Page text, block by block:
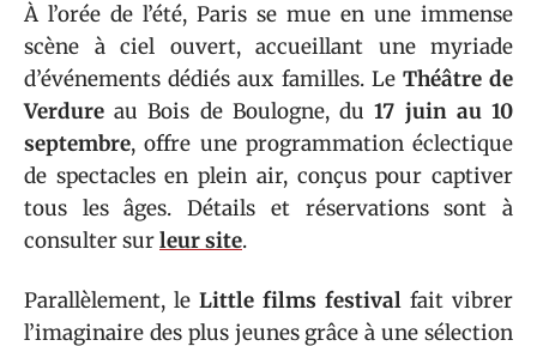
À l’orée de l’été, Paris se mue en une immense
scène à ciel ouvert, accueillant une myriade
d’événements dédiés aux familles. Le Théâtre de
Verdure au Bois de Boulogne, du17 juin au 10
septembre, offre une programmation éclectique
de spectacles en plein air, conçus pour captiver
tous les âges. Détails et réservations sont à
consulter surleur site.
Parallèlement, le Little films festival fait vibrer
l’imaginaire des plus jeunes grâce à une sélection